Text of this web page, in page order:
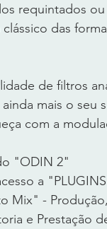
requintados
das
de filtros
mais o seu
com a
"ODIN 2"
a
Mix" -
e Prestação